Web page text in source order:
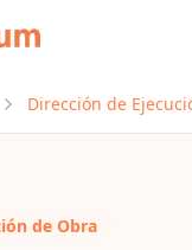
Dirección de
de Obra